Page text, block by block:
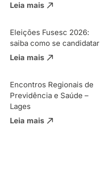
Leia mais
Eleições Fusesc 2026:
saiba como se candidatar
Leia mais
Encontros Regionais de
Previdência e Saúde –
Lages
Leia mais